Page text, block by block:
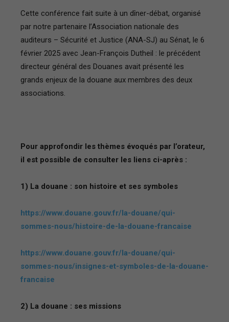
Cette conférence fait suite à un dîner-débat, organisé
par notre partenaire l’Association nationale des
auditeurs – Sécurité et Justice (ANA-SJ) au Sénat, le 6
février 2025 avec Jean-François Dutheil : le précédent
directeur général des Douanes avait présenté les
grands enjeux de la douane aux membres des deux
associations.
Pour approfondir les thèmes évoqués par l’orateur,
il est possible de consulter les liens ci-après :
1) La douane : son histoire et ses symboles
https://www.douane.gouv.fr/la-douane/qui-
sommes-nous/histoire-de-la-douane-francaise
https://www.douane.gouv.fr/la-douane/qui-
sommes-nous/insignes-et-symboles-de-la-douane-
francaise
2) La douane : ses missions